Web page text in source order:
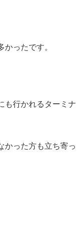
ったです。
も行かれるターミナ
かった方も立ち寄っ